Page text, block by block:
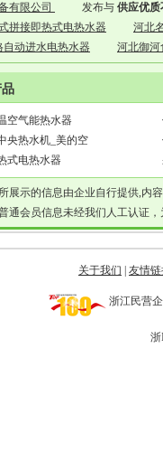
有限公司 发布与 供应优
拼接即热式电热水器
河北
自动进水电热水器 河北御河
品
空气能热水器
央热水机_美的空
式电热水器
展示的信息由企业自行提供,内
通会员信息未经我们人工认证
关于我们 友情
浙江民营
浙